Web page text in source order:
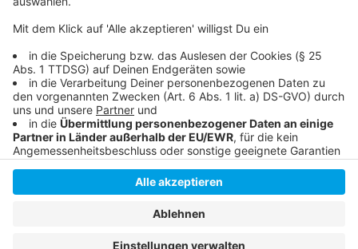
powered byUsercentrics Consent
Anzeige
Anzeige